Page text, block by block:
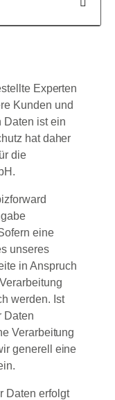
Experten
Kunden und
Daten ist ein
hat daher
die
eine
unseres
in Anspruch
werden. Ist
Daten
Verarbeitung
generell eine
Daten erfolgt